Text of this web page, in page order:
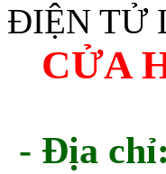
ĐIỆN TỬ
CỬA
- Địa